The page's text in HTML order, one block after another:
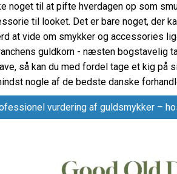
noget til at pifte hverdagen op som
til looket. Det er bare noget, der
at vide om smykker og accessories
guldkorn - næsten bogstavelig
så kan du med fordel tage et kig på
nogle af de bedste danske